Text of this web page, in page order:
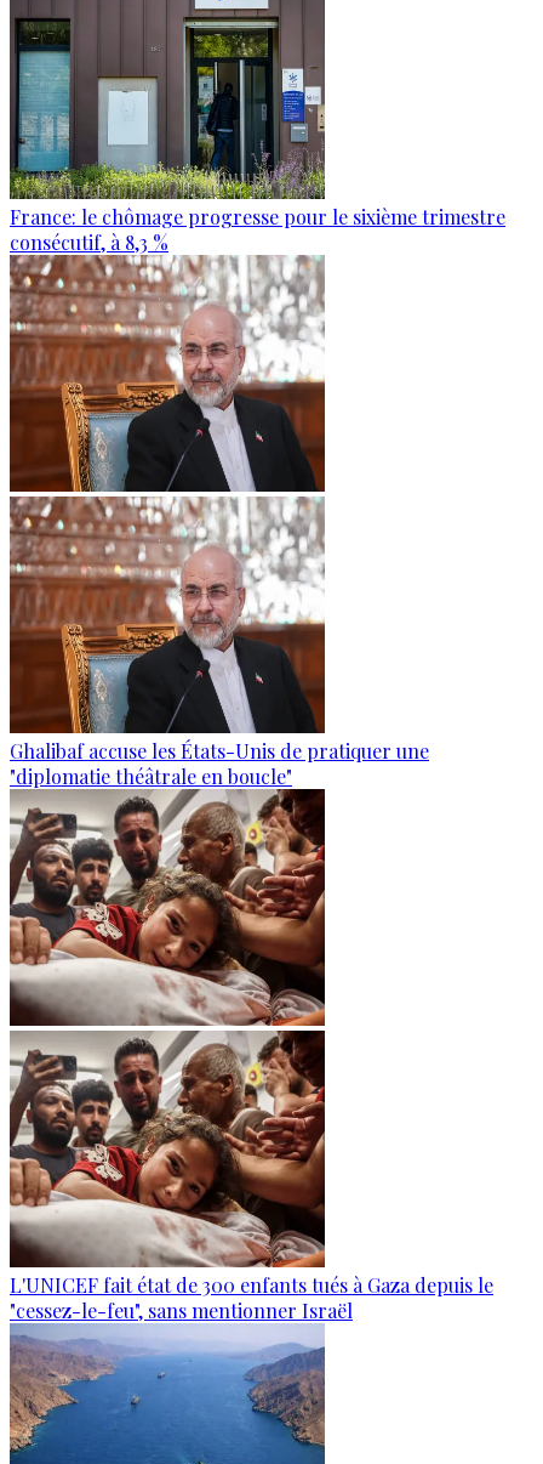
France: le chômage progresse pour le sixième trimestre
consécutif, à 8,3 %
Ghalibaf accuse les États-Unis de pratiquer une
"diplomatie théâtrale en boucle"
L'UNICEF fait état de 300 enfants tués à Gaza depuis le
"cessez-le-feu", sans mentionner Israël